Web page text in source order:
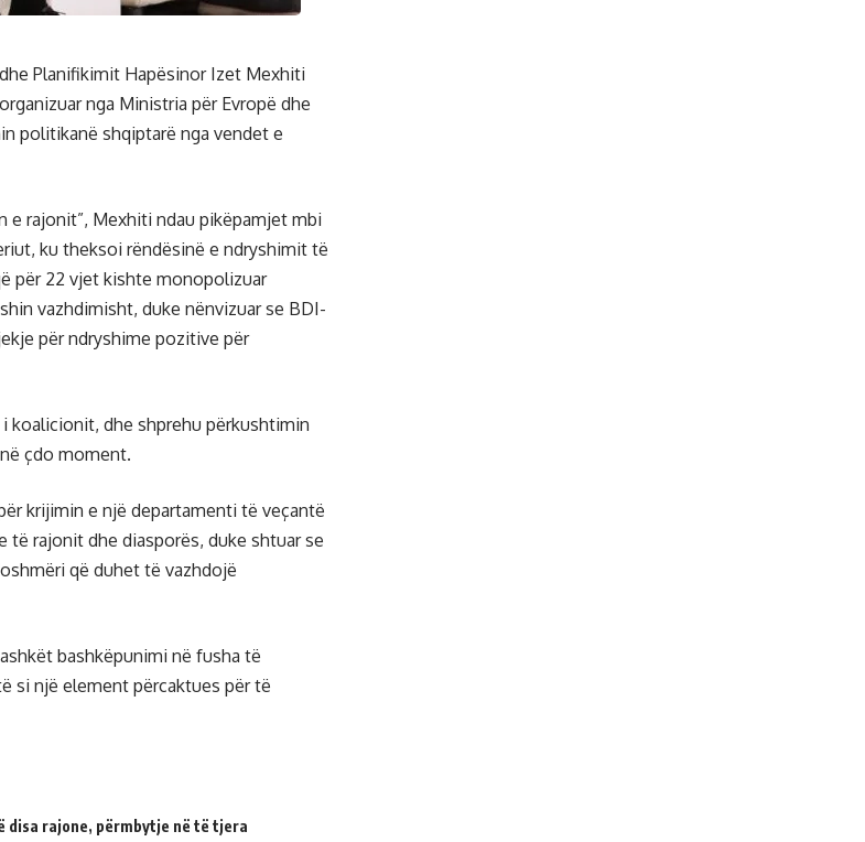
Planifikimit Hapësinor Izet Mexhiti
nga Ministria për Evropë dhe
politikanë shqiptarë nga vendet e
e rajonit”, Mexhiti ndau pikëpamjet mbi
ku theksoi rëndësinë e ndryshimit të
për 22 vjet kishte monopolizuar
vazhdimisht, duke nënvizuar se BDI-
për ndryshime pozitive për
dhe shprehu përkushtimin
çdo moment.
krijimin e një departamenti të veçantë
të rajonit dhe diasporës, duke shtuar se
që duhet të vazhdojë
bashkëpunimi në fusha të
si një element përcaktues për të
disa rajone, përmbytje në të tjera